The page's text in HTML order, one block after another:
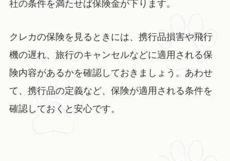
社の条件を満たせば保険金が下ります。
クレカの保険を見るときには、携行品損害や飛行
機の遅れ、旅行のキャンセルなどに適用される保
険内容があるかを確認しておきましょう。あわせ
て、携行品の定義など、保険が適用される条件を
確認しておくと安心です。